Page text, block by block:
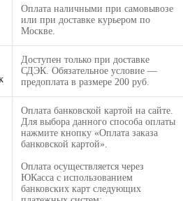
Оплата наличными при самовывозе
или при доставке курьером по
Москве.
Доступен только при доставке
СДЭК. Обязательное условие —
предоплата в размере 200 руб.
Оплата банковской картой на сайте.
Для выбора данного способа оплаты
нажмите кнопку «Оплата заказа
банковской картой».
Оплата осуществляется через
ЮКасса с использованием
банковских карт следующих